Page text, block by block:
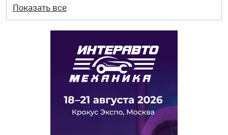
Показать все